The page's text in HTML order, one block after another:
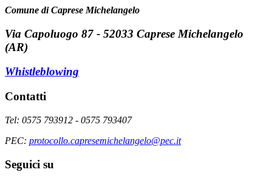
Comune di Caprese Michelangelo
Via Capoluogo 87 - 52033 Caprese Michelangelo
(AR)
Whistleblowing
Contatti
Tel: 0575 793912 - 0575 793407
PEC: protocollo.capresemichelangelo@pec.it
Seguici su